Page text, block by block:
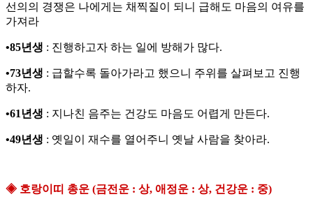
선의의 경쟁은 나에게는 채찍질이 되니 급해도 마음의 여유를
가져라
•85년생 : 진행하고자 하는 일에 방해가 많다.
•73년생 : 급할수록 돌아가라고 했으니 주위를 살펴보고 진행
하자.
•61년생 : 지나친 음주는 건강도 마음도 어렵게 만든다.
•49년생 : 옛일이 재수를 열어주니 옛날 사람을 찾아라.
◈ 호랑이띠 총운 (금전운 : 상, 애정운 : 상, 건강운 : 중)